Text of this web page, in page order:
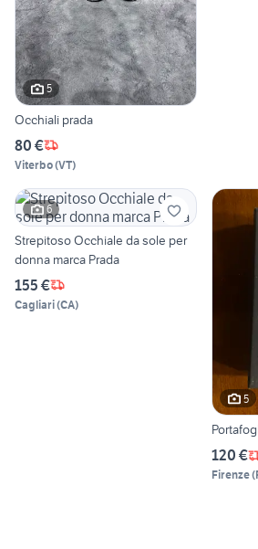
5
Occhiali prada
80 €
Viterbo(VT)
6
Strepitoso Occhiale da sole per
donna marca Prada
155 €
Cagliari(CA)
5
120 €
Firenze(